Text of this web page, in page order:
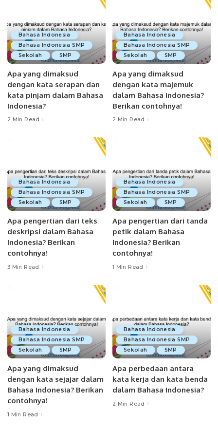
Bahasa Indonesia
Bahasa Indonesia SMP
Sekolah
SMP
Apa yang dimaksud
dengan kata serapan dan
kata pinjam dalam Bahasa
Indonesia?
2 Min Read
Bahasa Indonesia
Bahasa Indonesia SMP
Sekolah
SMP
Apa yang dimaksud
dengan kata majemuk
dalam Bahasa Indonesia?
Berikan contohnya!
2 Min Read
Bahasa Indonesia
Bahasa Indonesia SMP
Sekolah
SMP
Apa pengertian dari teks
deskripsi dalam Bahasa
Indonesia? Berikan
contohnya!
3 Min Read
Bahasa Indonesia
Bahasa Indonesia SMP
Sekolah
SMP
Apa pengertian dari tanda
petik dalam Bahasa
Indonesia? Berikan
contohnya!
1 Min Read
Bahasa Indonesia
Bahasa Indonesia SMP
Sekolah
SMP
Apa yang dimaksud
dengan kata sejajar dalam
Bahasa Indonesia? Berikan
contohnya!
1 Min Read
Bahasa Indonesia
Bahasa Indonesia SMP
Sekolah
SMP
Apa perbedaan antara
kata kerja dan kata benda
dalam Bahasa Indonesia?
2 Min Read